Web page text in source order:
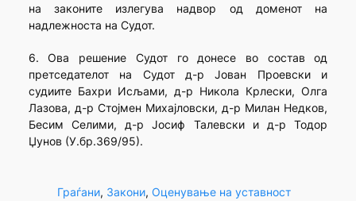
на законите излегува надвор од доменот на
надлежноста на Судот.
6. Ова решение Судот го донесе во состав од
претседателот на Судот д-р Јован Проевски и
судиите Бахри Исљами, д-р Никола Крлески, Олга
Лазова, д-р Стојмен Михајловски, д-р Милан Недков,
Бесим Селими, д-р Јосиф Талевски и д-р Тодор
Џунов (У.бр.369/95).
Граѓани, Закони, Оценување на уставност